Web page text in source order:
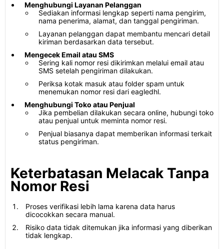
Menghubungi Layanan Pelanggan
Sediakan informasi lengkap seperti nama pengirim,
nama penerima, alamat, dan tanggal pengiriman.
Layanan pelanggan dapat membantu mencari detail
kiriman berdasarkan data tersebut.
Mengecek Email atau SMS
Sering kali nomor resi dikirimkan melalui email atau
SMS setelah pengiriman dilakukan.
Periksa kotak masuk atau folder spam untuk
menemukan nomor resi dari eagledhl.
Menghubungi Toko atau Penjual
Jika pembelian dilakukan secara online, hubungi toko
atau penjual untuk meminta nomor resi.
Penjual biasanya dapat memberikan informasi terkait
status pengiriman.
Keterbatasan Melacak Tanpa
Nomor Resi
Proses verifikasi lebih lama karena data harus
dicocokkan secara manual.
Risiko data tidak ditemukan jika informasi yang diberikan
tidak lengkap.